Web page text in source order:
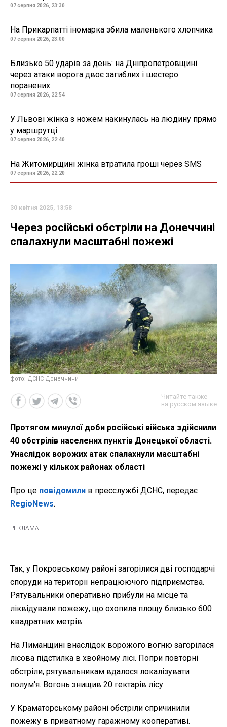
07 серпня 2026, 23:30
На Прикарпатті іномарка збила маленького хлопчика
07 серпня 2026, 23:00
Близько 50 ударів за день: на Дніпропетровщині
через атаки ворога двоє загиблих і шестеро
поранених
07 серпня 2026, 22:54
У Львові жінка з ножем накинулась на людину прямо
у маршрутці
07 серпня 2026, 22:40
На Житомирщині жінка втратила гроші через SMS
07 серпня 2026, 22:20
30 квітня 2025, 13:58
Через російські обстріли на Донеччині
спалахнули масштабні пожежі
фото: ДСНС Донеччини
Читайте также
на русском языке
Протягом минулої доби російські війська здійснили
40 обстрілів населених пунктів Донецької області.
Унаслідок ворожих атак спалахнули масштабні
пожежі у кількох районах області
Про це повідомили в пресслужбі ДСНС, передає
RegioNews.
Так, у Покровському районі загорілися дві господарчі
споруди на території непрацюючого підприємства.
Рятувальники оперативно прибули на місце та
ліквідували пожежу, що охопила площу близько 600
квадратних метрів.
На Лиманщині внаслідок ворожого вогню загорілася
лісова підстилка в хвойному лісі. Попри повторні
обстріли, рятувальникам вдалося локалізувати
полум'я. Вогонь знищив 20 гектарів лісу.
У Краматорському районі обстріли спричинили
пожежу в приватному гаражному кооперативі.